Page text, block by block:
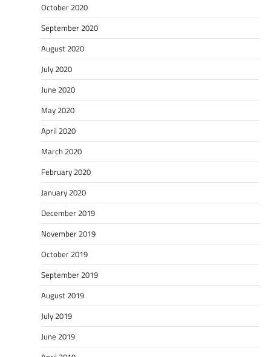
October 2020
September 2020
August 2020
July 2020
June 2020
May 2020
April 2020
March 2020
February 2020
January 2020
December 2019
November 2019
October 2019
September 2019
August 2019
July 2019
June 2019